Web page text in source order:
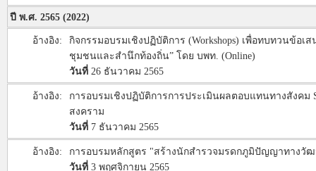
ปี พ.ศ. 2565 (2022)
อ้างอิง:
กิจกรรมอบรมเชิงปฏิบัติการ (Workshops) เพื่อทบทวนข้อ
ชุมชนและสำนึกท้องถิ่น” โดย บพท. (Online)
วันที่ 26 ธันวาคม 2565
อ้างอิง:
การอบรมเชิงปฏิบัติการการประเมินผลตอบแทนทางสังคม
สงคราม
วันที่ 7 ธันวาคม 2565
อ้างอิง:
การอบรมหลักสูตร "สร้างนักสำรวจมรดกภูมิปัญญาทางวั
วันที่ 3 พฤศจิกายน 2565